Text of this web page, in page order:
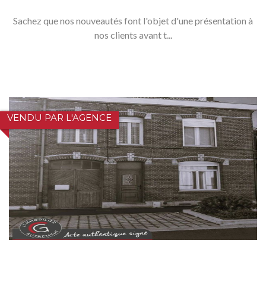
Sachez que nos nouveautés font l'objet d'une présentation à
nos clients avant t...
VENDU PAR L'AGENCE